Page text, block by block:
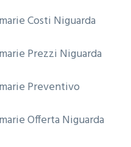
Costi Niguarda
Prezzi Niguarda
Preventivo
Offerta Niguarda